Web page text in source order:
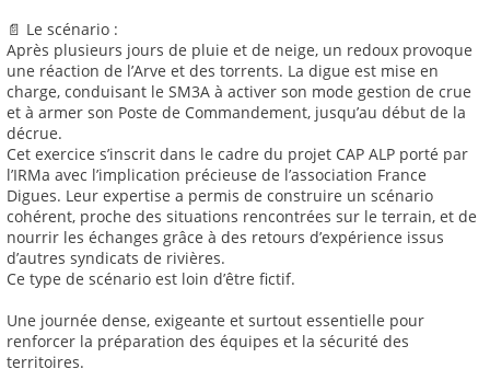
📄 Le scénario :
Après plusieurs jours de pluie et de neige, un redoux provoque
une réaction de l’Arve et des torrents. La digue est mise en
charge, conduisant le SM3A à activer son mode gestion de crue
et à armer son Poste de Commandement, jusqu’au début de la
décrue.
Cet exercice s’inscrit dans le cadre du projet CAP ALP porté par
l’IRMa avec l’implication précieuse de l’association France
Digues. Leur expertise a permis de construire un scénario
cohérent, proche des situations rencontrées sur le terrain, et de
nourrir les échanges grâce à des retours d’expérience issus
d’autres syndicats de rivières.
Ce type de scénario est loin d’être fictif.
Une journée dense, exigeante et surtout essentielle pour
renforcer la préparation des équipes et la sécurité des
territoires.